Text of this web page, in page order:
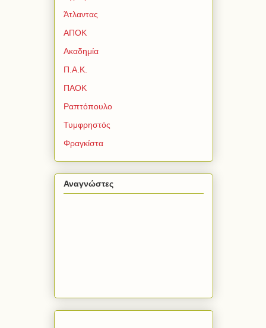
Άτλαντας
ΑΠΟΚ
Ακαδημία
Π.Α.Κ.
ΠΑΟΚ
Ραπτόπουλο
Τυμφρηστός
Φραγκίστα
Αναγνώστες